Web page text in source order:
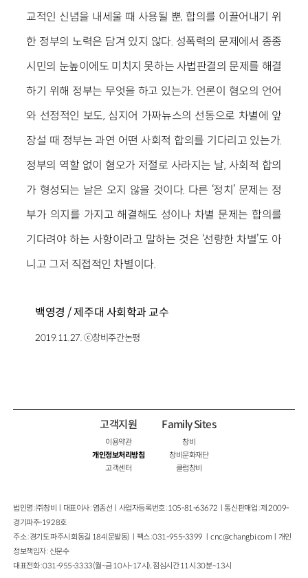
교적인 신념을 내세울 때 사용될 뿐, 합의를 이끌어내기 위
한 정부의 노력은 담겨 있지 않다. 성폭력의 문제에서 종종
시민의 눈높이에도 미치지 못하는 사법판결의 문제를 해결
하기 위해 정부는 무엇을 하고 있는가. 언론이 혐오의 언어
와 선정적인 보도, 심지어 가짜뉴스의 선동으로 차별에 앞
장설 때 정부는 과연 어떤 사회적 합의를 기다리고 있는가.
정부의 역할 없이 혐오가 저절로 사라지는 날, 사회적 합의
가 형성되는 날은 오지 않을 것이다. 다른 ‘정치’ 문제는 정
부가 의지를 가지고 해결해도 성이나 차별 문제는 합의를
기다려야 하는 사항이라고 말하는 것은 ‘선량한 차별’도 아
니고 그저 직접적인 차별이다.
백영경 / 제주대 사회학과 교수
2019.11.27. ⓒ창비주간논평
고객지원
이용약관
개인정보처리방침
고객센터
Family Sites
창비
창비문화재단
클럽창비
법인명 : ㈜창비ㅣ대표이사 : 염종선ㅣ사업자등록번호 : 105-81-63672ㅣ통신판매업 : 제 2009-
경기파주-1928호
주소 : 경기도 파주시 회동길 184(문발동)ㅣ팩스 : 031-955-3399 ㅣcnc@changbi.com ㅣ개인
정보책임자 : 신문수
대표전화 : 031-955-3333(월~금 10시~17시), 점심시간 11시 30분~13시